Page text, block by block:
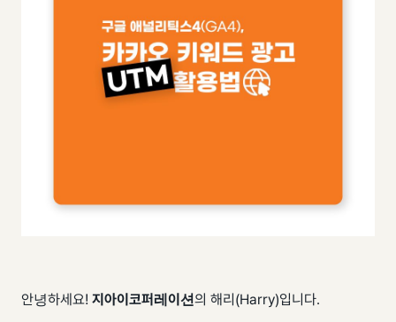
안녕하세요! 지아이코퍼레이션의 해리(Harry)입니다. ​